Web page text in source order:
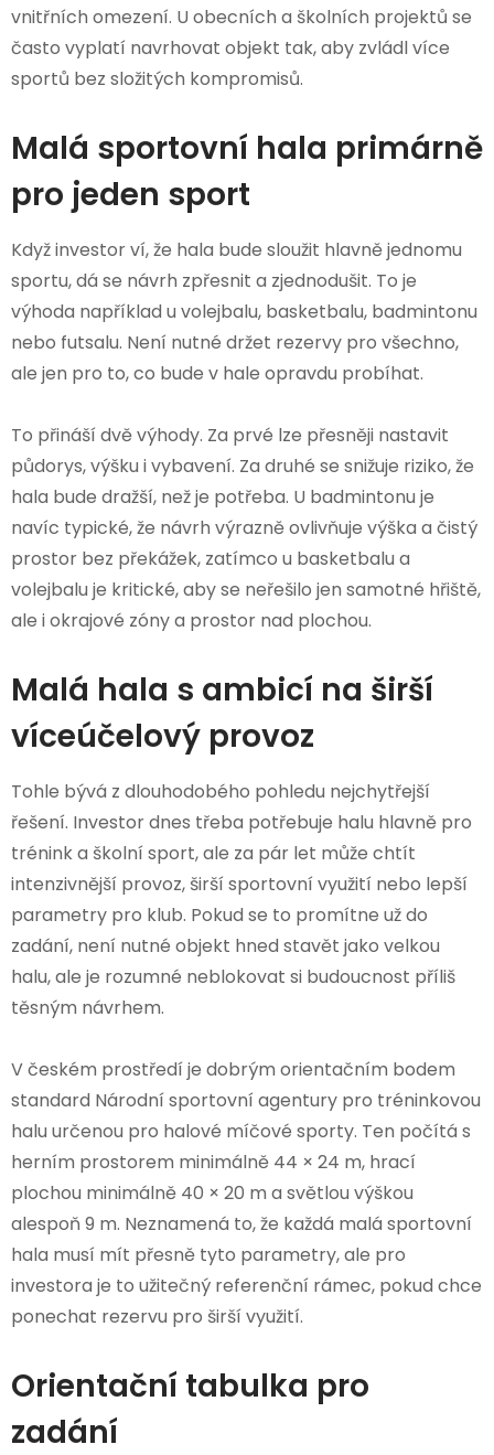
vnitřních omezení. U obecních a školních projektů se
často vyplatí navrhovat objekt tak, aby zvládl více
sportů bez složitých kompromisů.
Malá sportovní hala primárně
pro jeden sport
Když investor ví, že hala bude sloužit hlavně jednomu
sportu, dá se návrh zpřesnit a zjednodušit. To je
výhoda například u volejbalu, basketbalu, badmintonu
nebo futsalu. Není nutné držet rezervy pro všechno,
ale jen pro to, co bude v hale opravdu probíhat.
To přináší dvě výhody. Za prvé lze přesněji nastavit
půdorys, výšku i vybavení. Za druhé se snižuje riziko, že
hala bude dražší, než je potřeba. U badmintonu je
navíc typické, že návrh výrazně ovlivňuje výška a čistý
prostor bez překážek, zatímco u basketbalu a
volejbalu je kritické, aby se neřešilo jen samotné hřiště,
ale i okrajové zóny a prostor nad plochou.
Malá hala s ambicí na širší
víceúčelový provoz
Tohle bývá z dlouhodobého pohledu nejchytřejší
řešení. Investor dnes třeba potřebuje halu hlavně pro
trénink a školní sport, ale za pár let může chtít
intenzivnější provoz, širší sportovní využití nebo lepší
parametry pro klub. Pokud se to promítne už do
zadání, není nutné objekt hned stavět jako velkou
halu, ale je rozumné neblokovat si budoucnost příliš
těsným návrhem.
V českém prostředí je dobrým orientačním bodem
standard Národní sportovní agentury pro tréninkovou
halu určenou pro halové míčové sporty. Ten počítá s
herním prostorem minimálně 44 × 24 m, hrací
plochou minimálně 40 × 20 m a světlou výškou
alespoň 9 m. Neznamená to, že každá malá sportovní
hala musí mít přesně tyto parametry, ale pro
investora je to užitečný referenční rámec, pokud chce
ponechat rezervu pro širší využití.
Orientační tabulka pro
zadání